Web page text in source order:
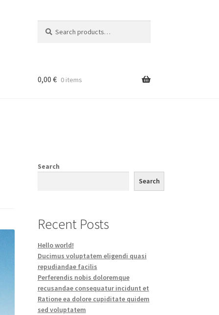
for:
0,00 € 0 items
Search
Search
Recent Posts
Hello world!
Ducimus voluptatem eligendi quasi
repudiandae facilis
Perferendis nobis doloremque
recusandae consequatur incidunt et
Ratione ea dolore cupiditate quidem
sed voluptatem